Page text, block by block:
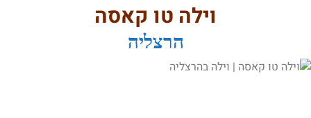
וילה טו קאסה
הרצליה